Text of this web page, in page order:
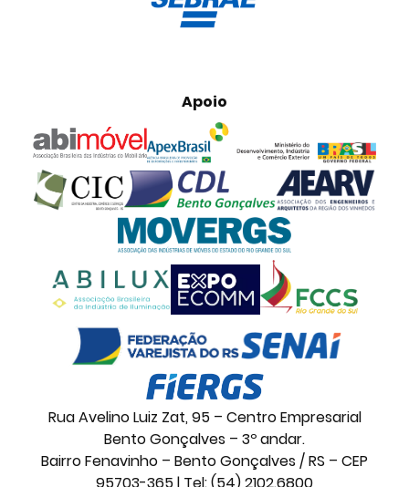
Apoio
Rua Avelino Luiz Zat, 95 – Centro Empresarial
Bento Gonçalves – 3º andar.
Bairro Fenavinho – Bento Gonçalves / RS – CEP
95703-365 | Tel: (54) 2102.6800